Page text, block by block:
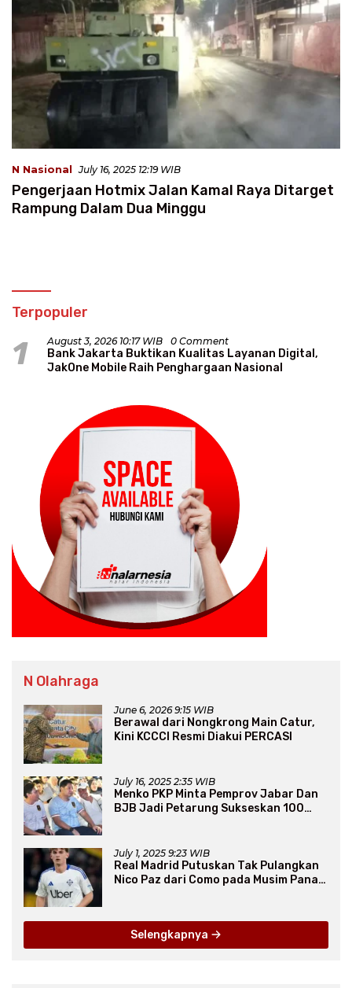
N Nasional July 16, 2025 12:19 WIB
Pengerjaan Hotmix Jalan Kamal Raya Ditarget
Rampung Dalam Dua Minggu
Terpopuler
1 August 3, 2026 10:17 WIB 0 Comment
Bank Jakarta Buktikan Kualitas Layanan Digital,
JakOne Mobile Raih Penghargaan Nasional
N Olahraga
June 6, 2026 9:15 WIB
Berawal dari Nongkrong Main Catur,
Kini KCCCI Resmi Diakui PERCASI
July 16, 2025 2:35 WIB
Menko PKP Minta Pemprov Jabar Dan
BJB Jadi Petarung Sukseskan 100
July 1, 2025 9:23 WIB
Real Madrid Putuskan Tak Pulangkan
Nico Paz dari Como pada Musim Panas
Selengkapnya